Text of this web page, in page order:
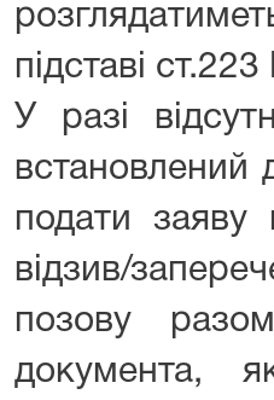
підставі
У разі
встановлений
подати заяву
відзив/
позову
документа,